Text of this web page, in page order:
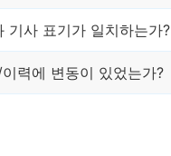
기사 표기가 일치하는가?
력에 변동이 있었는가?